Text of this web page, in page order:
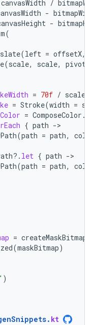
canvasWidth /
-
-
(
(left = offsetX,
(scale, scale, pivot
= 70f / scale
= Stroke(width =
= ComposeColor .
{ path -
(path = path,
?. let { path -
(path = path,
= createMaskBitmap
(maskBitmap)
)
. kt